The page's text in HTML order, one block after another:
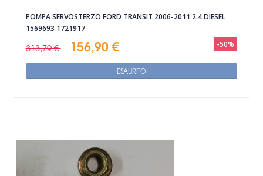
POMPA SERVOSTERZO FORD TRANSIT 2006-2011 2.4 DIESEL
1569693 1721917
313,79 € 156,90 € -50%
ESAURITO